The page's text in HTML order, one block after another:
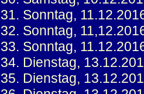
31. Sonntag,
32. Sonntag,
33. Sonntag,
34. Dienstag,
35. Dienstag,